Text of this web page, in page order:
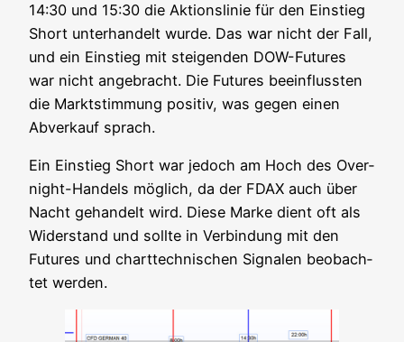
14:30 und 15:30 die Akti­ons­li­nie für den Ein­stieg
Short unter­han­delt wur­de. Das war nicht der Fall,
und ein Ein­stieg mit stei­gen­den DOW-Futures
war nicht ange­bracht. Die Futures beein­fluss­ten
die Markt­stim­mung posi­tiv, was gegen einen
Abver­kauf sprach.
Ein Ein­stieg Short war jedoch am Hoch des Over­
night-Han­dels mög­lich, da der FDAX auch über
Nacht gehan­delt wird. Die­se Mar­ke dient oft als
Wider­stand und soll­te in Ver­bin­dung mit den
Futures und chart­tech­ni­schen Signa­len beob­ach­
tet werden.